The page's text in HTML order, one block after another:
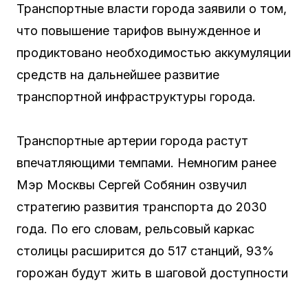
Транспортные власти города заявили о том,
что повышение тарифов вынужденное и
продиктовано необходимостью аккумуляции
средств на дальнейшее развитие
транспортной инфраструктуры города.
Транспортные артерии города растут
впечатляющими темпами. Немногим ранее
Мэр Москвы Сергей Собянин озвучил
стратегию развития транспорта до 2030
года. По его словам, рельсовый каркас
столицы расширится до 517 станций, 93%
горожан будут жить в шаговой доступности